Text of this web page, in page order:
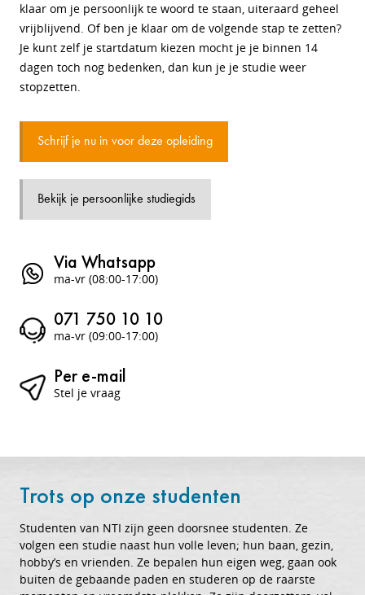
klaar om je persoonlijk te woord te staan, uiteraard geheel
vrijblijvend. Of ben je klaar om de volgende stap te zetten?
Je kunt zelf je startdatum kiezen mocht je je binnen 14
dagen toch nog bedenken, dan kun je je studie weer
stopzetten.
Schrijf je nu in voor deze opleiding
Bekijk je persoonlijke studiegids
Via Whatsapp
ma-vr (08:00-17:00)
071 750 10 10
ma-vr (09:00-17:00)
Per e-mail
Stel je vraag
Trots op onze studenten
Studenten van NTI zijn geen doorsnee studenten. Ze
volgen een studie naast hun volle leven; hun baan, gezin,
hobby’s en vrienden. Ze bepalen hun eigen weg, gaan ook
buiten de gebaande paden en studeren op de raarste